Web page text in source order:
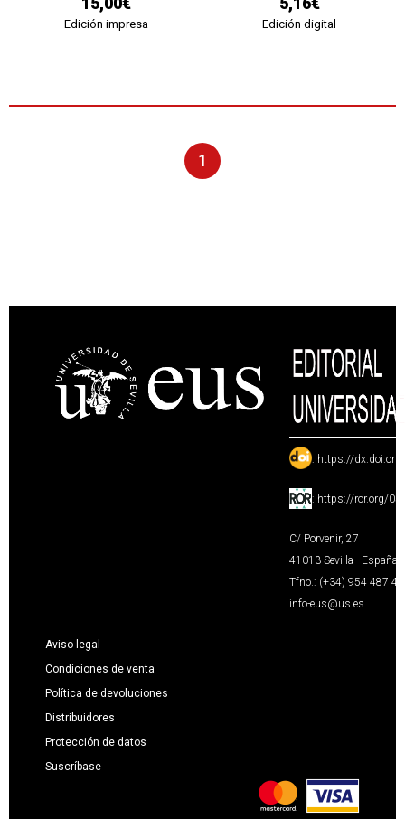
Edición impresa Edición digital
1
: https://
: https://ror.org/
C/ Porvenir, 27
41013 Sevilla · España
Tfno.: (+34) 954 487
info-eus@us.es
Aviso legal
Condiciones de venta
Política de devoluciones
Distribuidores
Protección de datos
Suscríbase